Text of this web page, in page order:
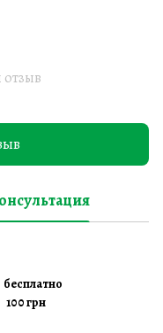
бесплатно
100 грн